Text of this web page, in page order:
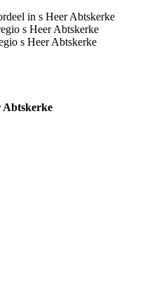
in s Heer Abtskerke
s Heer Abtskerke
s Heer Abtskerke
Abtskerke